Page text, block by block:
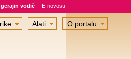
vodič E-novosti
Alati O portalu